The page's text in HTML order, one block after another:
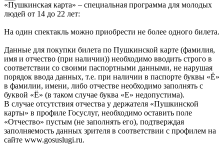
«Пушкинская карта» – специальная программа для молодых
людей от 14 до 22 лет:
На один спектакль можно приобрести не более одного билета.
Данные для покупки билета по Пушкинской карте (фамилия,
имя и отчество (при наличии)) необходимо вводить строго в
соответствии со своими паспортными данными, не нарушая
порядок ввода данных, т.е. при наличии в паспорте буквы «Ё»
в фамилии, имени, либо отчестве необходимо заполнять с
буквой «Ё» (в таком случае буква «Е» недопустима).
В случае отсутствия отчества у держателя «Пушкинской
карты» в профиле Госуслуг, необходимо оставить поле
«Отчество» пустым (не заполнять его), подтверждая
заполняемость данных зрителя в соответствии с профилем на
сайте www.gosuslugi.ru.